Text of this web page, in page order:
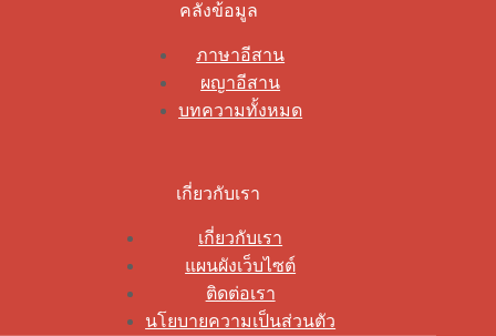
คลังข้อมูล
ภาษาอีสาน
ผญาอีสาน
บทความทั้งหมด
เกี่ยวกับเรา
เกี่ยวกับเรา
แผนผังเว็บไซต์
ติดต่อเรา
นโยบายความเป็นส่วนตัว